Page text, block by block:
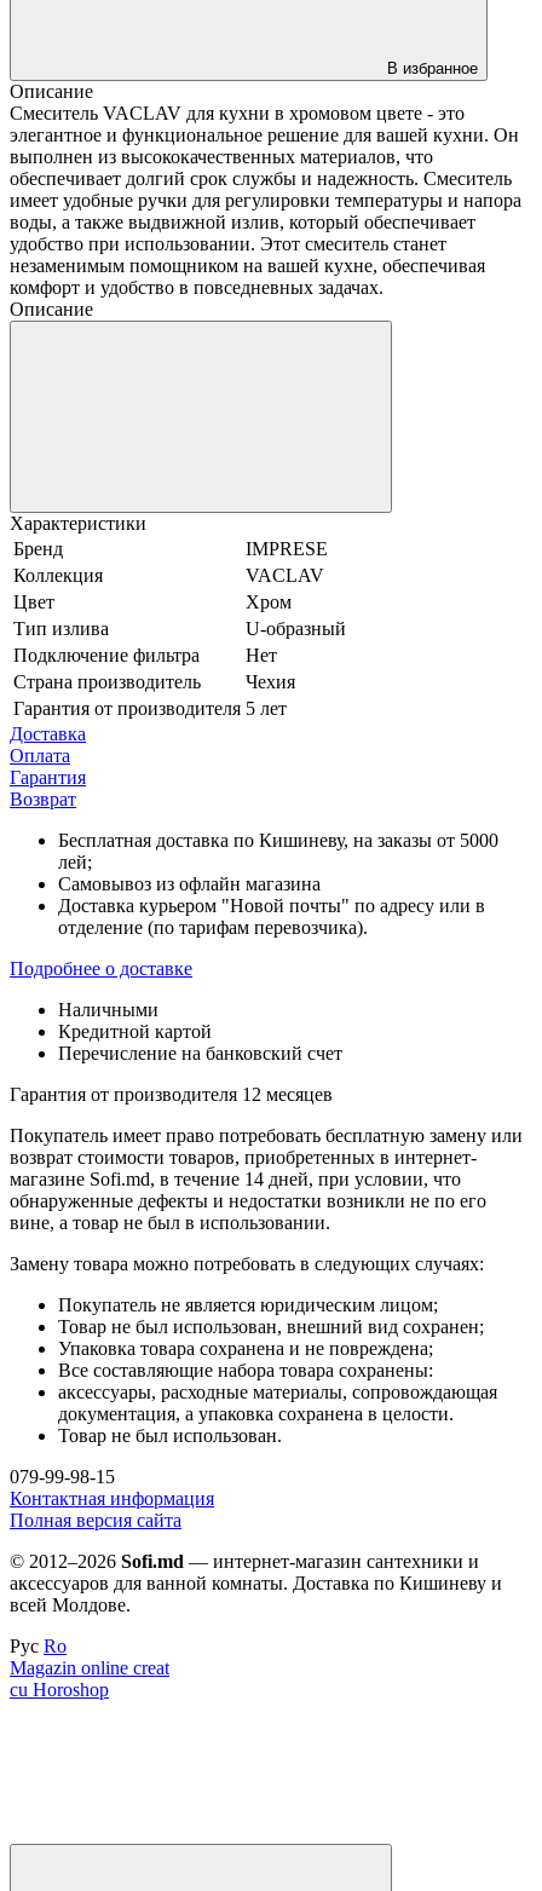
В избранное
Описание
Смеситель VACLAV для кухни в хромовом цвете - это
элегантное и функциональное решение для вашей кухни. Он
выполнен из высококачественных материалов, что
обеспечивает долгий срок службы и надежность. Смеситель
имеет удобные ручки для регулировки температуры и напора
воды, а также выдвижной излив, который обеспечивает
удобство при использовании. Этот смеситель станет
незаменимым помощником на вашей кухне, обеспечивая
комфорт и удобство в повседневных задачах.
Описание
Характеристики
Бренд
IMPRESE
Коллекция
VACLAV
Цвет
Хром
Тип излива
U-образный
Подключение фильтра
Нет
Страна производитель
Чехия
Гарантия от производителя 5 лет
Доставка
Оплата
Гарантия
Возврат
Бесплатная доставка по Кишиневу, на заказы от 5000
лей;
Самовывоз из офлайн магазина
Доставка курьером "Новой почты" по адресу или в
отделение (по тарифам перевозчика).
Подробнее о доставке
Наличными
Кредитной картой
Перечисление на банковский счет
Гарантия от производителя 12 месяцев
Покупатель имеет право потребовать бесплатную замену или
возврат стоимости товаров, приобретенных в интернет-
магазине Sofi.md, в течение 14 дней, при условии, что
обнаруженные дефекты и недостатки возникли не по его
вине, а товар не был в использовании.
Замену товара можно потребовать в следующих случаях:
Покупатель не является юридическим лицом;
Товар не был использован, внешний вид сохранен;
Упаковка товара сохранена и не повреждена;
Все составляющие набора товара сохранены:
аксессуары, расходные материалы, сопровождающая
документация, а упаковка сохранена в целости.
Товар не был использован.
079-99-98-15
Контактная информация
Полная версия сайта
© 2012–2026 Sofi.md — интернет-магазин сантехники и
аксессуаров для ванной комнаты. Доставка по Кишиневу и
всей Молдове.
Рус Ro
Magazin online creat
cu Horoshop